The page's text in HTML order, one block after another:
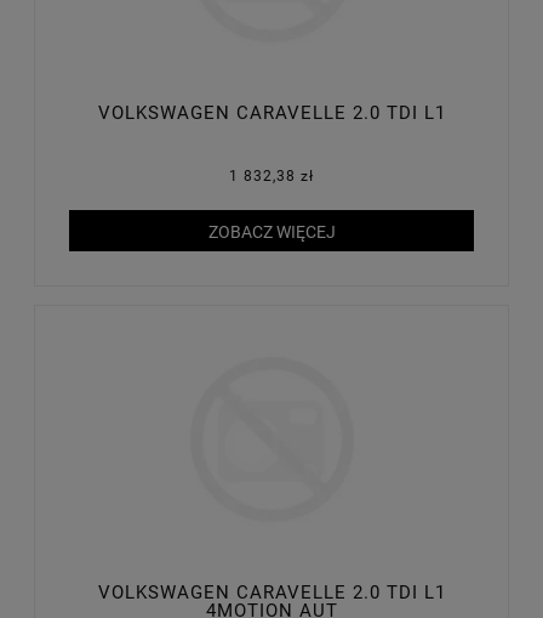
VOLKSWAGEN CARAVELLE 2.0 TDI L1
1 832,38 zł
ZOBACZ WIĘCEJ
VOLKSWAGEN CARAVELLE 2.0 TDI L1
4MOTION AUT